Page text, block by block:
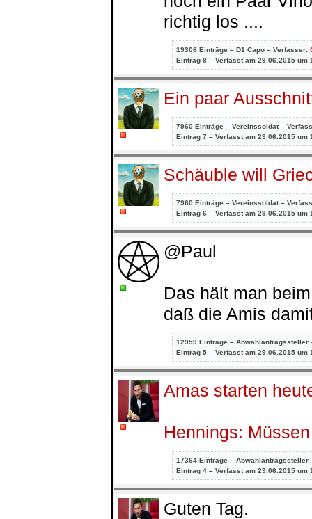
richtig los ....
19306 Einträge – D1 Capo – Verfasser:
Eintrag 8 – Verfasst am 29.06.2015 um
Ein paar
7960 Einträge – Vereinssoldat –
Eintrag 7 – Verfasst am 29.06.2015 um
Schäuble will
7960 Einträge – Vereinssoldat –
Eintrag 6 – Verfasst am 29.06.2015 um
@Paul
Das hält man
daß die Amis
12959 Einträge – Abwahlantragssteller
Eintrag 5 – Verfasst am 29.06.2015 um
Amas starten
Hennings:
17364 Einträge – Abwahlantragssteller
Eintrag 4 – Verfasst am 29.06.2015 um
Guten Tag.